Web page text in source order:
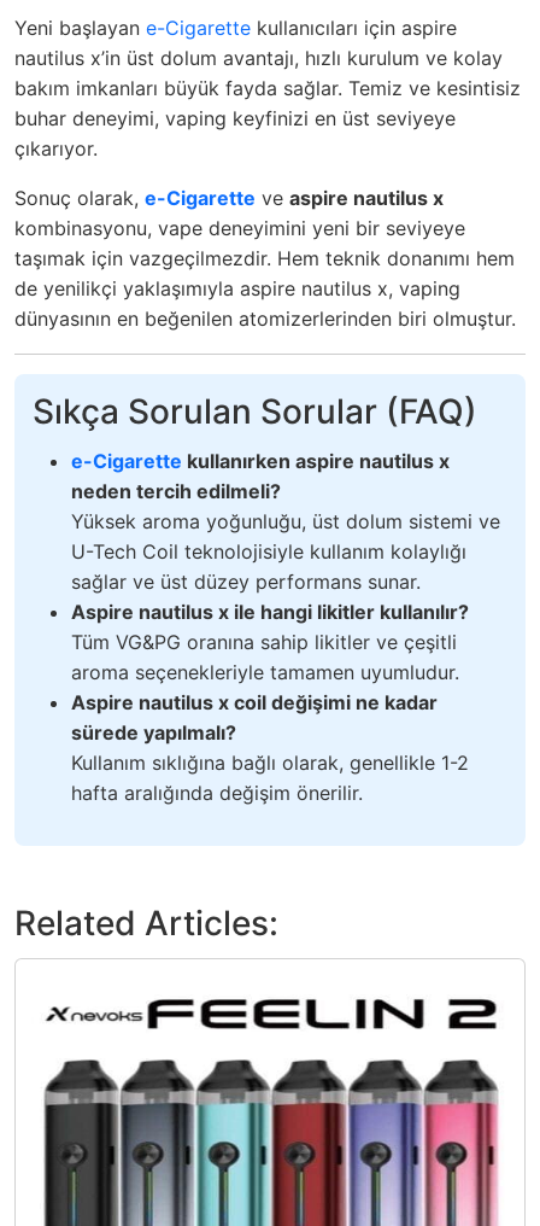
Yeni başlayan e-Cigarette kullanıcıları için aspire
nautilus x’in üst dolum avantajı, hızlı kurulum ve kolay
bakım imkanları büyük fayda sağlar. Temiz ve kesintisiz
buhar deneyimi, vaping keyfinizi en üst seviyeye
çıkarıyor.
Sonuç olarak, e-Cigarette ve aspire nautilus x
kombinasyonu, vape deneyimini yeni bir seviyeye
taşımak için vazgeçilmezdir. Hem teknik donanımı hem
de yenilikçi yaklaşımıyla aspire nautilus x, vaping
dünyasının en beğenilen atomizerlerinden biri olmuştur.
Sıkça Sorulan Sorular (FAQ)
e-Cigarette kullanırken aspire nautilus x
neden tercih edilmeli?
Yüksek aroma yoğunluğu, üst dolum sistemi ve
U-Tech Coil teknolojisiyle kullanım kolaylığı
sağlar ve üst düzey performans sunar.
Aspire nautilus x ile hangi likitler kullanılır?
Tüm VG&PG oranına sahip likitler ve çeşitli
aroma seçenekleriyle tamamen uyumludur.
Aspire nautilus x coil değişimi ne kadar
sürede yapılmalı?
Kullanım sıklığına bağlı olarak, genellikle 1-2
hafta aralığında değişim önerilir.
Related Articles: